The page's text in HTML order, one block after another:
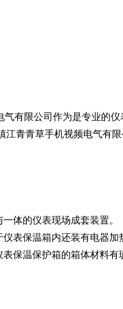
电气有限公司作为是专业的
镇江青青草手机视频电气有
体的仪表现场成套装置。
于仪表保温箱内还装有电器加
仪表保温保护箱的箱体材料有